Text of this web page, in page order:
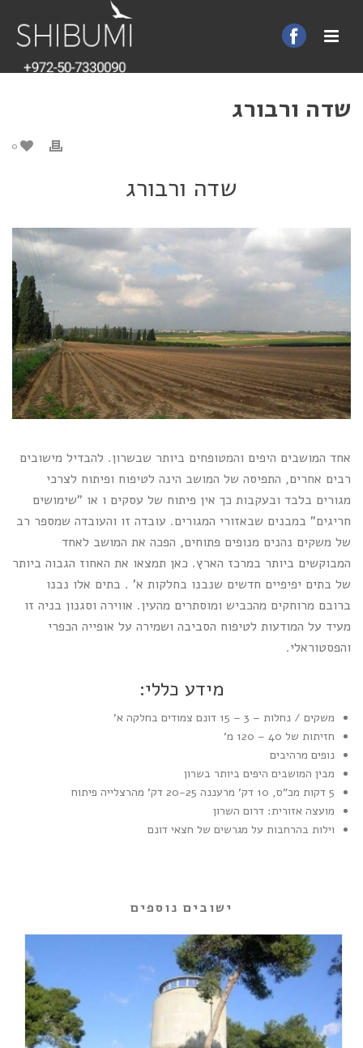
שדה ורבורג
0
שדה ורבורג
אחד המושבים היפים והמטופחים ביותר שבשרון. להבדיל מישובים
רבים אחרים, התפיסה של המושב הינה לטיפוח ופיתוח לצרכי
מגורים בלבד ובעקבות כך אין פיתוח של עסקים ו או "שימושים
חריגים" במבנים שבאזורי המגורים. עובדה זו והעובדה שמספר רב
של משקים נהנים מנופים פתוחים, הפכה את המושב לאחד
המבוקשים ביותר במרכז הארץ. כאן תמצאו את האחוז הגבוה ביותר
של בתים יפיפיים חדשים שנבנו בחלקות א' . בתים אלו נבנו
ברובם מרוחקים מהכביש ומוסתרים מהעין. אווירה וסגנון בניה זו
מעיד על המודעות לטיפוח הסביבה ושמירה על אופייה הכפרי
והפסטוראלי.
מידע כללי:
משקים / נחלות – 3 – 15 דונם צמודים בחלקה א'
חזיתות של 40 – 120 מ'
נופים מרהיבים
מבין המושבים היפים ביותר בשרון
5 דקות מכ"ס, 10 דק' מרעננה 20-25 דק' מהרצלייה פיתוח
מועצה אזורית: דרום השרון
וילות בהרחבות על מגרשים של חצאי דונם
ישובים נוספים